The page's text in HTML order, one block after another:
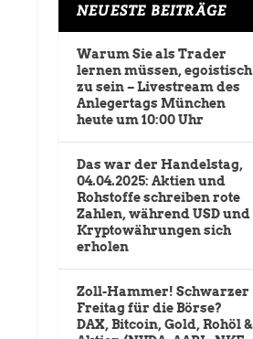
NEUESTE BEITRÄGE
Warum Sie als Trader
lernen müssen, egoistisch
zu sein – Livestream des
Anlegertags München
heute um 10:00 Uhr
Das war der Handelstag,
04.04.2025: Aktien und
Rohstoffe schreiben rote
Zahlen, während USD und
Kryptowährungen sich
erholen
Zoll-Hammer! Schwarzer
Freitag für die Börse?
DAX, Bitcoin, Gold, Rohöl &